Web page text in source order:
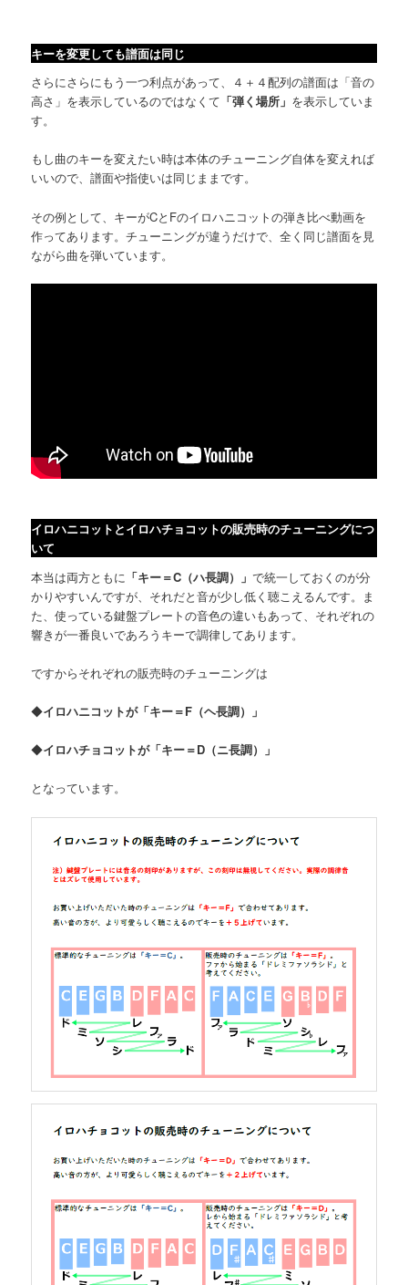
キーを変更しても譜面は同じ
さらにさらにもう一つ利点があって、４＋４配列の譜面は「音の
高さ」を表示しているのではなくて 「弾く場所」 を表示していま
す。
もし曲のキーを変えたい時は本体のチューニング自体を変えれば
いいので、譜面や指使いは同じままです。
その例として、キーがCとFのイロハニコットの弾き比べ動画を
作ってあります。チューニングが違うだけで、全く同じ譜面を見
ながら曲を弾いています。
イロハニコットとイロハチョコットの販売時のチューニングにつ
いて
本当は両方ともに 「キー＝C（ハ長調）」で統一しておくのが分
かりやすいんですが、それだと音が少し低く聴こえるんです。ま
た、使っている鍵盤プレートの音色の違いもあって、それぞれの
響きが一番良いであろうキーで調律してあります。
ですからそれぞれの販売時のチューニングは
◆イロハニコットが「キー＝F（ヘ長調）」
◆イロハチョコットが「キー＝D（ニ長調）」
となっています。